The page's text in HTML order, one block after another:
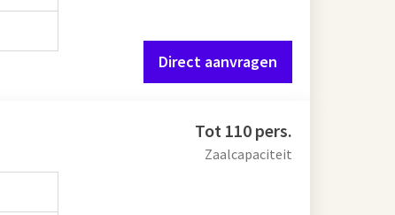
Direct aanvragen
Tot 110 pers.
Zaalcapaciteit